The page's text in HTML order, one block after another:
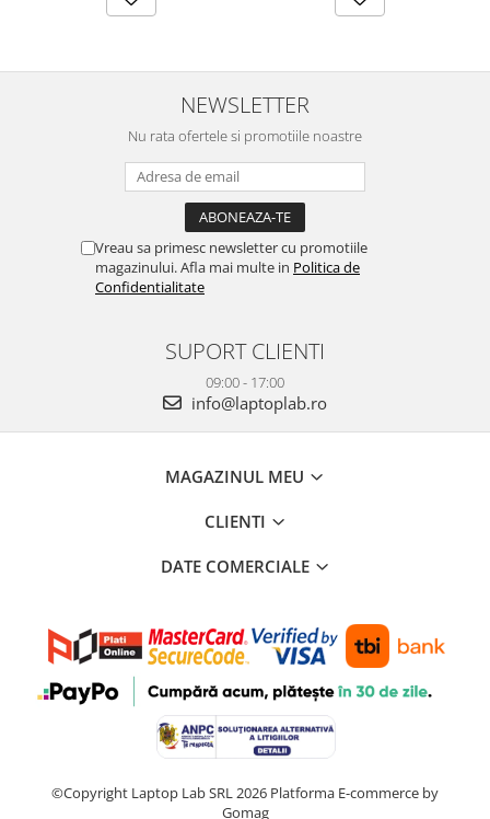
NEWSLETTER
Nu rata ofertele si promotiile noastre
Vreau sa primesc newsletter cu promotiile
magazinului. Afla mai multe in Politica de
Confidentialitate
SUPORT CLIENTI
09:00 - 17:00
info@laptoplab.ro
MAGAZINUL MEU
CLIENTI
DATE COMERCIALE
©Copyright Laptop Lab SRL 2026 Platforma E-commerce by
Gomag